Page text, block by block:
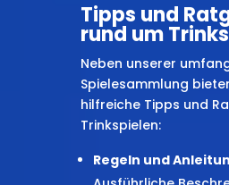
Tipps und
rund um
Neben unserer
Spielesammlung
hilfreiche Tipps und
Trinkspielen:
Regeln und